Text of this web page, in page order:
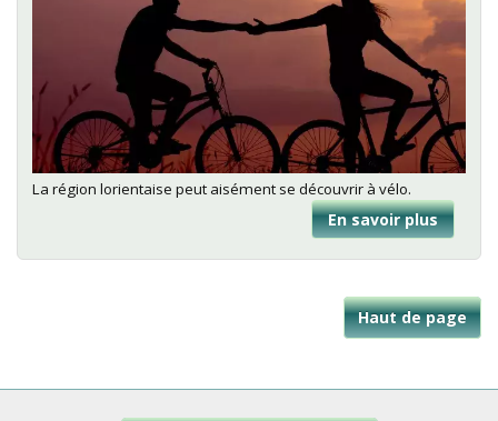
La région lorientaise peut aisément se découvrir à vélo.
En savoir plussur
de
Haut de page